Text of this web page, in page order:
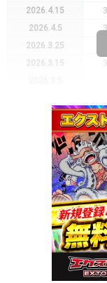
2026.4.15
2026.4.5
2026.3.25
2026.3.15
2026.2.15
2026.2.5
2026.1.25
2026.1.15
2026.1.5
2025.12.25
2025.12.15
2025.12.5